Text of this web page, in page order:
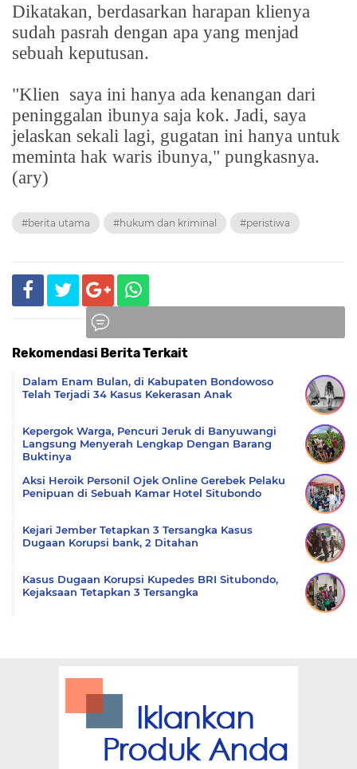
Dikatakan, berdasarkan harapan klienya
sudah pasrah dengan apa yang menjad
sebuah keputusan.
"Klien saya ini hanya ada kenangan dari
peninggalan ibunya saja kok. Jadi, saya
jelaskan sekali lagi, gugatan ini hanya untuk
meminta hak waris ibunya," pungkasnya.
(ary)
#berita utama #hukum dan kriminal #peristiwa
Rekomendasi Berita Terkait
Dalam Enam Bulan, di Kabupaten Bondowoso
Telah Terjadi 34 Kasus Kekerasan Anak
Kepergok Warga, Pencuri Jeruk di Banyuwangi
Langsung Menyerah Lengkap Dengan Barang
Buktinya
Aksi Heroik Personil Ojek Online Gerebek Pelaku
Penipuan di Sebuah Kamar Hotel Situbondo
Kejari Jember Tetapkan 3 Tersangka Kasus
Dugaan Korupsi bank, 2 Ditahan
Kasus Dugaan Korupsi Kupedes BRI Situbondo,
Kejaksaan Tetapkan 3 Tersangka